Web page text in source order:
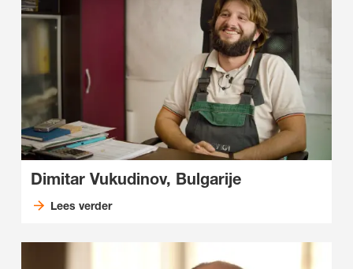
Dimitar Vukudinov, Bulgarije
Lees verder